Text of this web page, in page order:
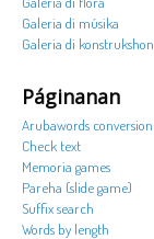
Galeria di músika
Galeria di konstrukshon
Páginanan
Arubawords conversion
Check text
Memoria games
Pareha (slide game)
Suffix search
Words by length